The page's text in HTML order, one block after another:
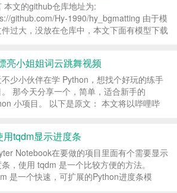
本文的github仓库地址为:
github.com/Hy-1990/hy_bgmatting 由于模
过大，没放在仓库中，本文下面有模型下载
下载地址为：...
亮小姐姐词云跳舞视频
少小伙伴在学 Python，想找个好玩的练手
那今天分享一个，简单，适合新手的
小项目。 以下是原文： 本文将以哔哩哔
割，百度AI进行人像...
tqdm显示进度条
Notebook在要做的项目里面有个需要显示
，使用 tqdm 是一个比较方便的方法。
是一个快速，可扩展的Python进度条模